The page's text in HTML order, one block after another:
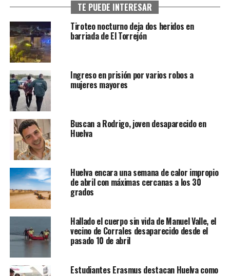
TE PUEDE INTERESAR
Tiroteo nocturno deja dos heridos en
barriada de El Torrejón
Ingreso en prisión por varios robos a
mujeres mayores
Buscan a Rodrigo, joven desaparecido en
Huelva
Huelva encara una semana de calor impropio
de abril con máximas cercanas a los 30
grados
Hallado el cuerpo sin vida de Manuel Valle, el
vecino de Corrales desaparecido desde el
pasado 10 de abril
Estudiantes Erasmus destacan Huelva como